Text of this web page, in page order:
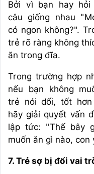
Bởi vì bạn hay hỏi
câu giống nhau
có ngon không?".
trẻ rõ ràng không
ăn trong đĩa.
Trong trường hợp
nếu bạn không
trẻ nói dối, tốt
hãy giải quyết vấn
lập tức: "Thế bây
muốn ăn gì nào, con
7. Trẻ sợ bị đổi vai